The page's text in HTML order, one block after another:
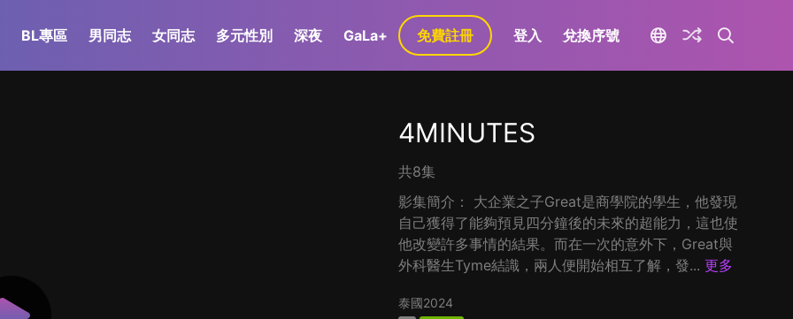
BL專區 男同志 女同志 多元性別 深夜 GaLa+ 免費註冊 登入 兌換序號
4MINUTES
共8集
影集簡介： 大企業之子Great是商學院的學生，他發現
自己獲得了能夠預見四分鐘後的未來的超能力，這也使
他改變許多事情的結果。而在一次的意外下，Great與
外科醫生Tyme結識，兩人便開始相互了解，發... 更多
泰國2024